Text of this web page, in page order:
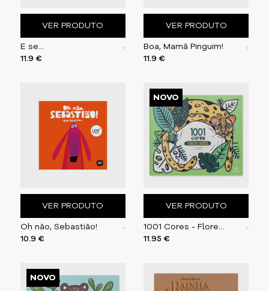
VER PRODUTO
E se...
11.9 €
VER PRODUTO
Boa, Mamã Pinguim!
11.9 €
VER PRODUTO
Oh não, Sebastião!
10.9 €
NOVO
VER PRODUTO
11.95 €
NOVO